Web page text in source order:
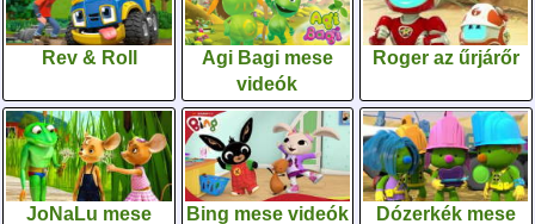
Rev & Roll
Agi Bagi mese
videók
Roger az űrjárőr
JoNaLu mese
Bing mese videók Dózerkék mese